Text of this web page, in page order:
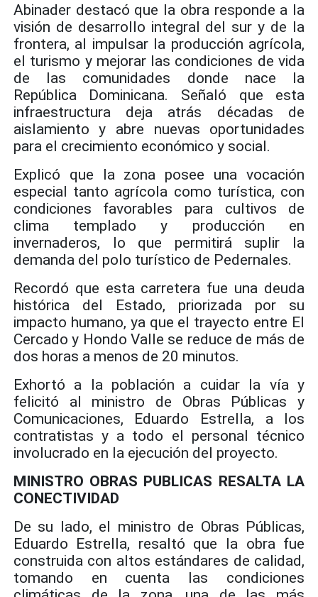
Abinader destacó que la obra responde a la
visión de desarrollo integral del sur y de la
frontera, al impulsar la producción agrícola,
el turismo y mejorar las condiciones de vida
de las comunidades donde nace la
República Dominicana. Señaló que esta
infraestructura deja atrás décadas de
aislamiento y abre nuevas oportunidades
para el crecimiento económico y social.
Explicó que la zona posee una vocación
especial tanto agrícola como turística, con
condiciones favorables para cultivos de
clima templado y producción en
invernaderos, lo que permitirá suplir la
demanda del polo turístico de Pedernales.
Recordó que esta carretera fue una deuda
histórica del Estado, priorizada por su
impacto humano, ya que el trayecto entre El
Cercado y Hondo Valle se reduce de más de
dos horas a menos de 20 minutos.
Exhortó a la población a cuidar la vía y
felicitó al ministro de Obras Públicas y
Comunicaciones, Eduardo Estrella, a los
contratistas y a todo el personal técnico
involucrado en la ejecución del proyecto.
MINISTRO OBRAS PUBLICAS RESALTA LA
CONECTIVIDAD
De su lado, el ministro de Obras Públicas,
Eduardo Estrella, resaltó que la obra fue
construida con altos estándares de calidad,
tomando en cuenta las condiciones